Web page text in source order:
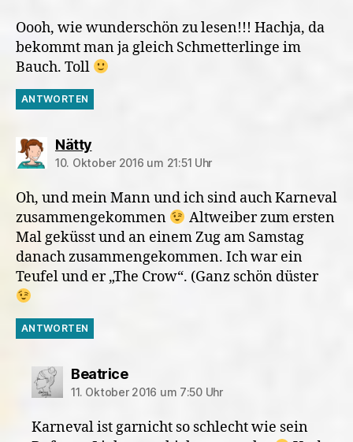
Oooh, wie wunderschön zu lesen!!! Hachja, da
bekommt man ja gleich Schmetterlinge im
Bauch. Toll
ANTWORTEN
Nättysagt:
10. Oktober 2016 um 21:51 Uhr
Oh, und mein Mann und ich sind auch Karneval
zusammengekommen
Altweiber zum ersten
Mal geküsst und an einem Zug am Samstag
danach zusammengekommen. Ich war ein
Teufel und er „The Crow“. (Ganz schön düster
ANTWORTEN
Beatricesagt:
11. Oktober 2016 um 7:50 Uhr
Karneval ist garnicht so schlecht wie sein